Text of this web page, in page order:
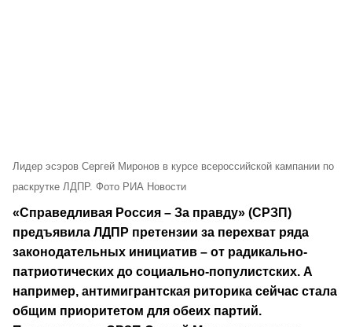
Лидер эсэров Сергей Миронов в курсе всероссийской кампании по
раскрутке ЛДПР. Фото РИА Новости
«Справедливая Россия – За правду» (СРЗП)
предъявила ЛДПР претензии за перехват ряда
законодательных инициатив – от радикально-
патриотических до социально-популистских. А
например, антимигрантская риторика сейчас стала
общим приоритетом для обеих партий.